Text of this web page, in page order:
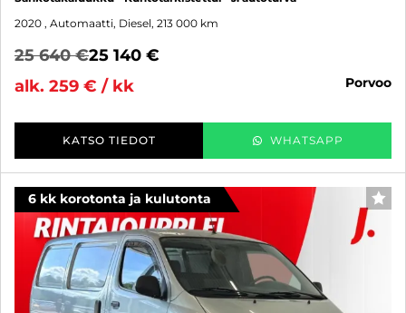
2020 , Automaatti, Diesel, 213 000 km
25 640 €25 140 €
alk. 259 € / kk
porvoo
KATSO TIEDOT WHATSAPP
6 kk korotonta ja kulutonta